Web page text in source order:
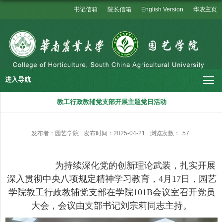
书记信箱 院长信箱 English Version 华农主页
进入导航
教工行政教辅党支部开展主题党日活动
发布者：园艺学院 发布时间：2025-04-21 浏览次数： 57
为持续深化党的创新理论武装，扎实开展
深入贯彻中央八项规定精神学习教育， 4月 17日，园艺
学院教工行政教辅党支部在学院101B会议室召开党员
大会，会议由支部书记刘宗莉同志主持。